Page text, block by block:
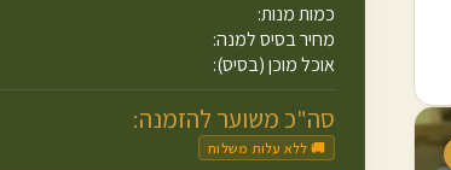
כמות מנות:
מחיר בסיס למנה:
אוכל מוכן (בסיס):
סה"כ משוער להזמנה:
🚚 ללא עלות משלוח